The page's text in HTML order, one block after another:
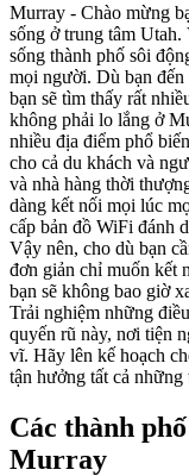
Murray - Chào mừng
sống ở trung tâm
sống thành phố sôi
mọi người. Dù bạn đến
bạn sẽ tìm thấy rất
không phải lo lắng ở
nhiều địa điểm phổ
cho cả du khách và
và nhà hàng thời
dàng kết nối mọi lúc
cấp bản đồ WiFi đánh
Vậy nên, cho dù bạn
đơn giản chỉ muốn kết
bạn sẽ không bao giờ
Trải nghiệm những
quyến rũ này, nơi tiện
vĩ. Hãy lên kế hoạch
tận hưởng tất cả
Các thành
Murray